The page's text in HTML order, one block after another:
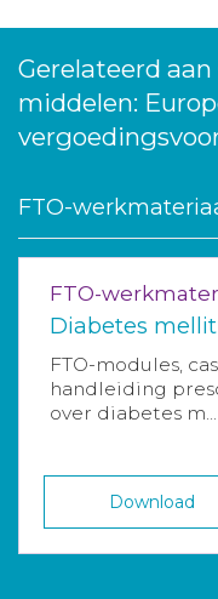
Gerelateerd
middelen:
FTO-
FTO-
Diabetes
FTO-modules,
handleiding
over diabetes m...
Download